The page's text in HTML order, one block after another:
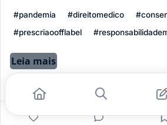
#pandemia #direitomedico
#prescriaoofflabel
Leia mais